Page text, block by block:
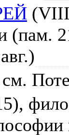
(пам.
см.